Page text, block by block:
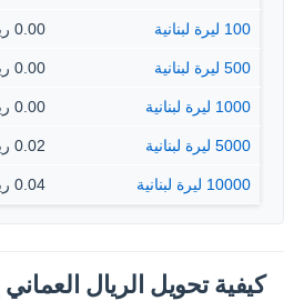
100 ليرة لبنانية 0.00 ريال عمانى
500 ليرة لبنانية 0.00 ريال عمانى
1000 ليرة لبنانية 0.00 ريال عمانى
5000 ليرة لبنانية 0.02 ريال عمانى
10000 ليرة لبنانية 0.04 ريال عمانى
كيفية تحويل الريال العماني